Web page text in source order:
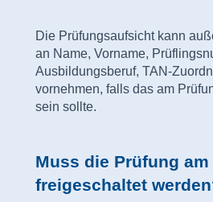
Die Prüfungsaufsicht kann
an Name, Vorname,
Ausbildungsberuf, TAN-
vornehmen, falls das am
sein sollte.
Muss die Prüfung
freigeschaltet